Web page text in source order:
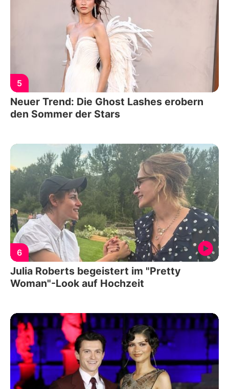
5
Neuer Trend: Die Ghost Lashes erobern
den Sommer der Stars
6
Julia Roberts begeistert im "Pretty
Woman"-Look auf Hochzeit